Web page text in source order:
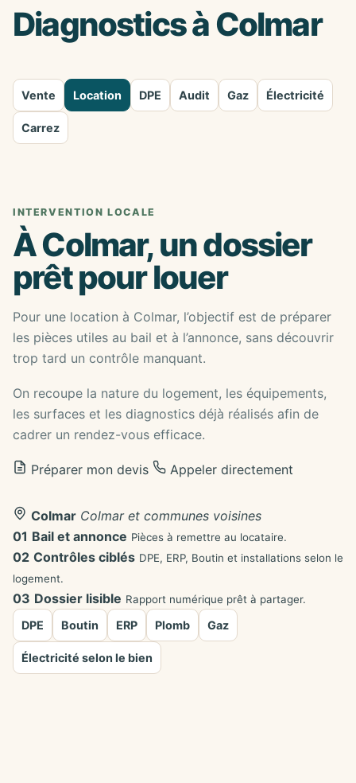
Diagnostics à Colmar
Vente Location DPE Audit Gaz Électricité
Carrez
INTERVENTION LOCALE
À Colmar, un dossier
prêt pour louer
Pour une location à Colmar, l’objectif est de préparer
les pièces utiles au bail et à l’annonce, sans découvrir
trop tard un contrôle manquant.
On recoupe la nature du logement, les équipements,
les surfaces et les diagnostics déjà réalisés afin de
cadrer un rendez-vous efficace.
Préparer mon devis Appeler directement
Colmar Colmar et communes voisines
01 Bail et annonce Pièces à remettre au locataire.
02 Contrôles ciblés DPE, ERP, Boutin et installations selon le
logement.
03 Dossier lisible Rapport numérique prêt à partager.
DPE Boutin ERP Plomb Gaz
Électricité selon le bien